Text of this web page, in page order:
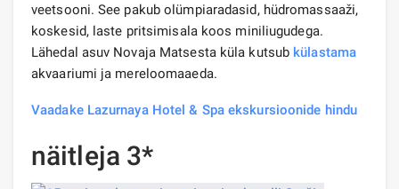
veetsooni. See pakub olümpiaradasid, hüdromassaaži,
koskesid, laste pritsimisala koos miniliugudega.
Lähedal asuv Novaja Matsesta küla kutsub külastama
akvaariumi ja mereloomaaeda.
Vaadake Lazurnaya Hotel & Spa ekskursioonide hindu
näitleja 3*